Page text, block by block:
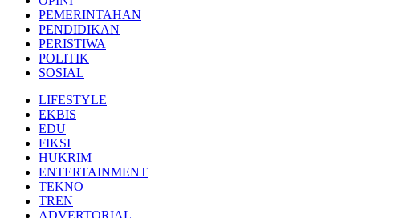
PEMERINTAHAN
PENDIDIKAN
PERISTIWA
POLITIK
SOSIAL
LIFESTYLE
EKBIS
EDU
FIKSI
HUKRIM
ENTERTAINMENT
TEKNO
TREN
ADVERTORIAL